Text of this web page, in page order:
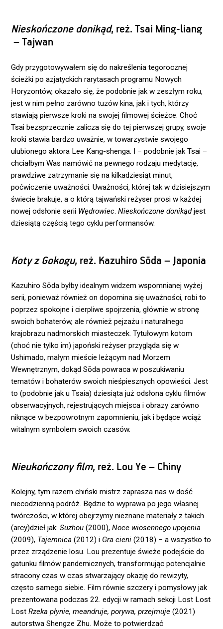
Nieskończone donikąd, reż. Tsai Ming-liang
– Tajwan
Gdy przygotowywałem się do nakreślenia tegorocznej
ścieżki po azjatyckich rarytasach programu Nowych
Horyzontów, okazało się, że podobnie jak w zeszłym roku,
jest w nim pełno zarówno tuzów kina, jak i tych, którzy
stawiają pierwsze kroki na swojej filmowej ścieżce. Choć
Tsai bezsprzecznie zalicza się do tej pierwszej grupy, swoje
kroki stawia bardzo uważnie, w towarzystwie swojego
ulubionego aktora Lee Kang-shenga. I – podobnie jak Tsai –
chciałbym Was namówić na pewnego rodzaju medytację,
prawdziwe zatrzymanie się na kilkadziesiąt minut,
poćwiczenie uważności. Uważności, której tak w dzisiejszym
świecie brakuje, a o którą tajwański reżyser prosi w każdej
nowej odsłonie serii Wędrowiec.Nieskończone donikądjest
dziesiątą częścią tego cyklu performansów.
Koty z Gokogu, reż. Kazuhiro Sōda – Japonia
Kazuhiro Sōda byłby idealnym widzem wspomnianej wyżej
serii, ponieważ również on dopomina się uważności, robi to
poprzez spokojne i cierpliwe spojrzenia, głównie w stronę
swoich bohaterów, ale również pejzażu i naturalnego
krajobrazu nadmorskich miasteczek. Tytułowym kotom
(choć nie tylko im) japoński reżyser przygląda się w
Ushimado, małym mieście leżącym nad Morzem
Wewnętrznym, dokąd Sōda powraca w poszukiwaniu
tematów i bohaterów swoich nieśpiesznych opowieści. Jest
to (podobnie jak u Tsaia) dziesiąta już odsłona cyklu filmów
obserwacyjnych, rejestrujących miejsca i obrazy zarówno
niknące w bezpowrotnym zapomnieniu, jak i będące wciąż
witalnym symbolem swoich czasów.
Nieukończony film, reż. Lou Ye – Chiny
Kolejny, tym razem chiński mistrz zaprasza nas w dość
niecodzienną podróż. Będzie to wyprawa po jego własnej
twórczości, w której obejrzymy nieznane materiały z takich
(arcy)dzieł jak:Suzhou (2000),Noce wiosennego upojenia
(2009), Tajemnica (2012) i Gra cieni (2018) – a wszystko to
przez zrządzenie losu. Lou prezentuje świeże podejście do
gatunku filmów pandemicznych, transformując potencjalnie
stracony czas w czas stwarzający okazję do rewizyty,
często samego siebie. Film równie szczery i pomysłowy jak
prezentowana podczas 22. edycji w ramach sekcji Lost Lost
LostRzeka płynie, meandruje, porywa, przejmuje (2021)
autorstwa Shengze Zhu. Może to potwierdzać